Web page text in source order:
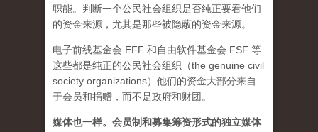
职能。判断一个公民社会组织是否纯正要看他们
的资金来源，尤其是那些被隐蔽的资金来源。
电子前线基金会 EFF 和自由软件基金会 FSF 等
这些都是纯正的公民社会组织（the genuine civil
society organizations）他们的资金大部分来自
于会员和捐赠，而不是政府和财团。
媒体也一样。会员制和募集筹资形式的独立媒体